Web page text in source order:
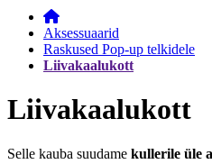
Aksessuaarid
Raskused Pop-up telkidele
Liivakaalukott
Liivakaalukott
Selle kauba suudame kullerile üle